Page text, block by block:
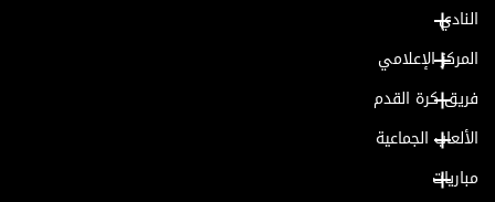
النادي
المركز الإعلامي
فريق كرة القدم
الألعاب الجماعية
مباريات